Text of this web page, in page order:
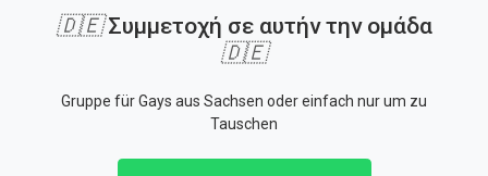
🇩🇪Συμμετοχή σε αυτήν την ομάδα
🇩🇪
Gruppe für Gays aus Sachsen oder einfach nur um zu
Tauschen